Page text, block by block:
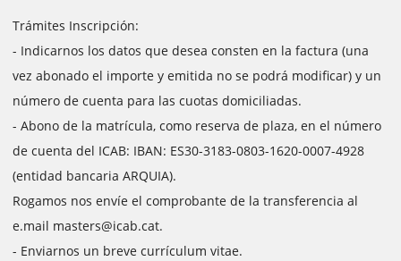
Trámites Inscripción:
- Indicarnos los datos que desea consten en la factura (una
vez abonado el importe y emitida no se podrá modificar) y un
número de cuenta para las cuotas domiciliadas.
- Abono de la matrícula, como reserva de plaza, en el número
de cuenta del ICAB: IBAN: ES30-3183-0803-1620-0007-4928
(entidad bancaria ARQUIA).
Rogamos nos envíe el comprobante de la transferencia al
e.mail masters@icab.cat.
- Enviarnos un breve currículum vitae.